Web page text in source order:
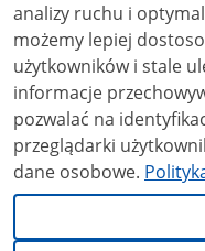
analizy ruchu i optymalizacji
możemy lepiej
użytkowników i stale
informacje
pozwalać na
przeglądarki
dane osobowe.